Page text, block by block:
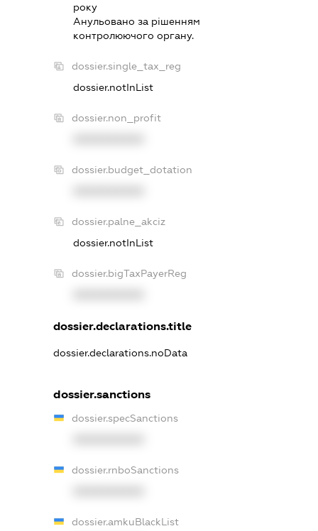
року
Анульовано за рiшенням
контролюючого органу.
dossier.single_tax_reg
dossier.notInList
dossier.non_profit
dossier.budget_dotation
dossier.palne_akciz
dossier.notInList
dossier.bigTaxPayerReg
dossier.declarations.title
dossier.declarations.noData
dossier.sanctions
dossier.specSanctions
dossier.rnboSanctions
dossier.amkuBlackList